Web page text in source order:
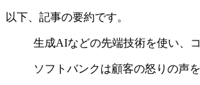
以下、記事の要約です。
生成AIなどの先端技術を使い、
ソフトバンクは顧客の怒りの声